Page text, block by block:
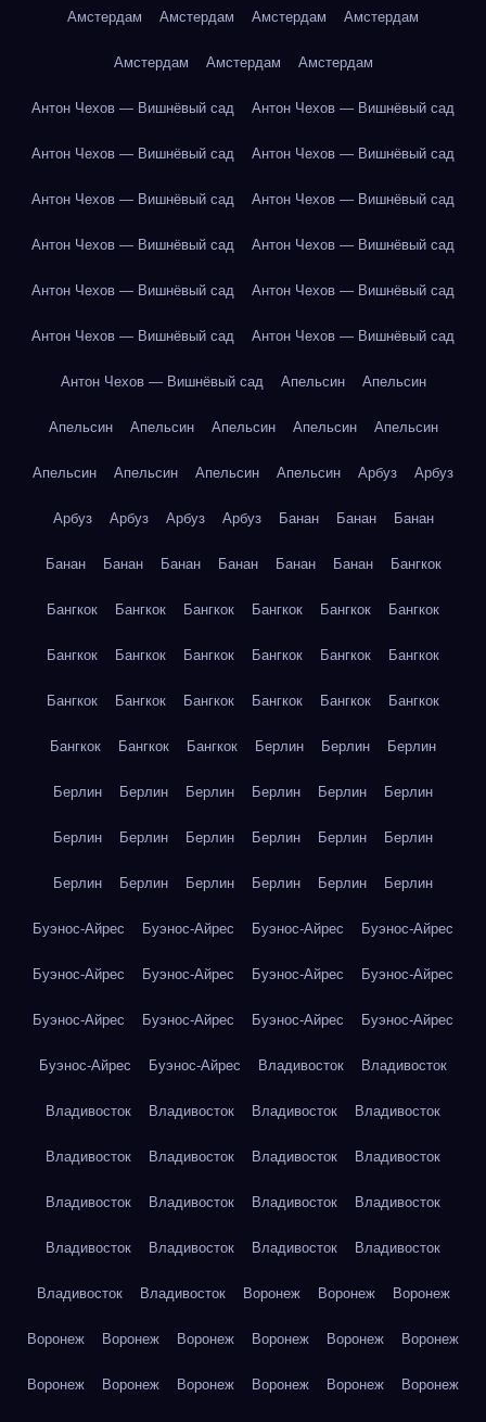
Амстердам Амстердам Амстердам Амстердам
Амстердам Амстердам Амстердам
Антон Чехов — Вишнёвый сад Антон Чехов — Вишнёвый сад
Антон Чехов — Вишнёвый сад Антон Чехов — Вишнёвый сад
Антон Чехов — Вишнёвый сад Антон Чехов — Вишнёвый сад
Антон Чехов — Вишнёвый сад Антон Чехов — Вишнёвый сад
Антон Чехов — Вишнёвый сад Антон Чехов — Вишнёвый сад
Антон Чехов — Вишнёвый сад Антон Чехов — Вишнёвый сад
Антон Чехов — Вишнёвый сад Апельсин Апельсин
Апельсин Апельсин Апельсин Апельсин Апельсин
Апельсин Апельсин Апельсин Апельсин Арбуз Арбуз
Арбуз Арбуз Арбуз Арбуз Банан Банан Банан
Банан Банан Банан Банан Банан Банан Бангкок
Бангкок Бангкок Бангкок Бангкок Бангкок Бангкок
Бангкок Бангкок Бангкок Бангкок Бангкок Бангкок
Бангкок Бангкок Бангкок Бангкок Бангкок Бангкок
Бангкок Бангкок Бангкок Берлин Берлин Берлин
Берлин Берлин Берлин Берлин Берлин Берлин
Берлин Берлин Берлин Берлин Берлин Берлин
Берлин Берлин Берлин Берлин Берлин Берлин
Буэнос-Айрес Буэнос-Айрес Буэнос-Айрес Буэнос-Айрес
Буэнос-Айрес Буэнос-Айрес Буэнос-Айрес Буэнос-Айрес
Буэнос-Айрес Буэнос-Айрес Буэнос-Айрес Буэнос-Айрес
Буэнос-Айрес Буэнос-Айрес Владивосток Владивосток
Владивосток Владивосток Владивосток Владивосток
Владивосток Владивосток Владивосток Владивосток
Владивосток Владивосток Владивосток Владивосток
Владивосток Владивосток Владивосток Владивосток
Владивосток Владивосток Воронеж Воронеж Воронеж
Воронеж Воронеж Воронеж Воронеж Воронеж Воронеж
Воронеж Воронеж Воронеж Воронеж Воронеж Воронеж